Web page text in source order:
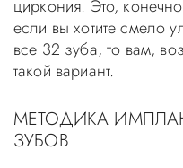
циркония. Это,
если вы хотите смело
все 32 зуба, то вам,
такой вариант.
МЕТОДИКА
ЗУБОВ